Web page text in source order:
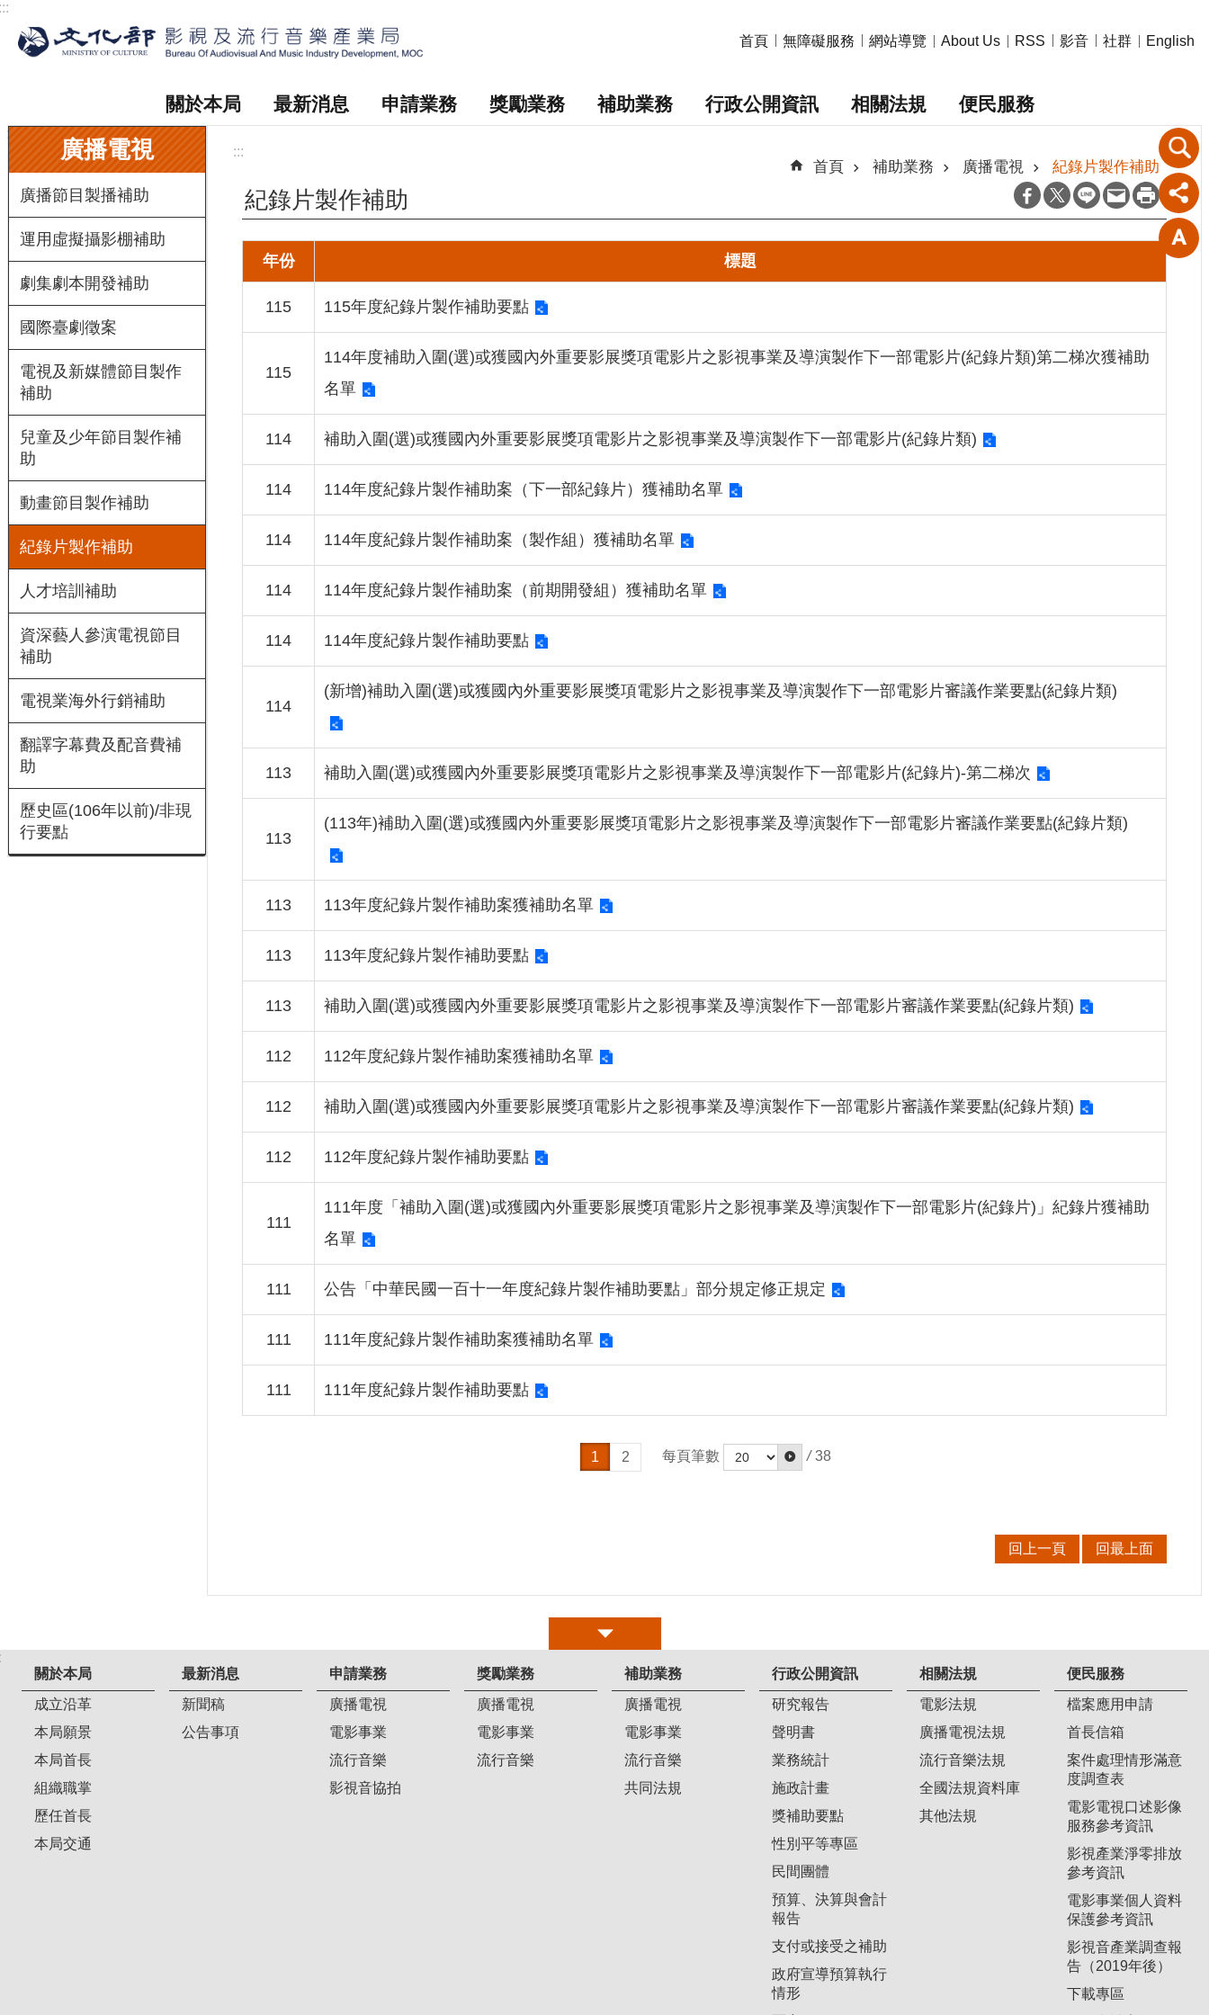
首頁 無障礙服務 網站導覽 About Us RSS 影音 社群 English
關於本局 最新消息 申請業務 獎勵業務 補助業務 行政公開資訊 相關法規 便民服務
:::
廣播電視
廣播節目製播補助
運用虛擬攝影棚補助
劇集劇本開發補助
國際臺劇徵案
電視及新媒體節目製作
補助
兒童及少年節目製作補
助
動畫節目製作補助
紀錄片製作補助
人才培訓補助
資深藝人參演電視節目
補助
電視業海外行銷補助
翻譯字幕費及配音費補
助
歷史區(106年以前)/非現
行要點
:::
首頁 補助業務 廣播電視 紀錄片製作補助
紀錄片製作補助
年份 標題
115 115年度紀錄片製作補助要點
115
114年度補助入圍(選)或獲國內外重要影展獎項電影片之影視事業及導演製作下一部電影片(紀錄片類)第二梯次獲補助
名單
114 補助入圍(選)或獲國內外重要影展獎項電影片之影視事業及導演製作下一部電影片(紀錄片類)
114 114年度紀錄片製作補助案（下一部紀錄片）獲補助名單
114 114年度紀錄片製作補助案（製作組）獲補助名單
114 114年度紀錄片製作補助案（前期開發組）獲補助名單
114 114年度紀錄片製作補助要點
114
(新增)補助入圍(選)或獲國內外重要影展獎項電影片之影視事業及導演製作下一部電影片審議作業要點(紀錄片類)
113 補助入圍(選)或獲國內外重要影展獎項電影片之影視事業及導演製作下一部電影片(紀錄片)-第二梯次
113
(113年)補助入圍(選)或獲國內外重要影展獎項電影片之影視事業及導演製作下一部電影片審議作業要點(紀錄片類)
113 113年度紀錄片製作補助案獲補助名單
113 113年度紀錄片製作補助要點
113 補助入圍(選)或獲國內外重要影展獎項電影片之影視事業及導演製作下一部電影片審議作業要點(紀錄片類)
112 112年度紀錄片製作補助案獲補助名單
112 補助入圍(選)或獲國內外重要影展獎項電影片之影視事業及導演製作下一部電影片審議作業要點(紀錄片類)
112 112年度紀錄片製作補助要點
111
111年度「補助入圍(選)或獲國內外重要影展獎項電影片之影視事業及導演製作下一部電影片(紀錄片)」紀錄片獲補助
名單
111 公告「中華民國一百十一年度紀錄片製作補助要點」部分規定修正規定
111 111年度紀錄片製作補助案獲補助名單
111 111年度紀錄片製作補助要點
1 2 每頁筆數 / 38
回上一頁 回最上面
關於本局
成立沿革
本局願景
本局首長
組織職掌
歷任首長
本局交通
最新消息
新聞稿
公告事項
申請業務
廣播電視
電影事業
流行音樂
影視音協拍
獎勵業務
廣播電視
電影事業
流行音樂
補助業務
廣播電視
電影事業
流行音樂
共同法規
行政公開資訊
研究報告
聲明書
業務統計
施政計畫
獎補助要點
性別平等專區
民間團體
預算、決算與會計
報告
支付或接受之補助
政府宣導預算執行
情形
相關法規
電影法規
廣播電視法規
流行音樂法規
全國法規資料庫
其他法規
便民服務
檔案應用申請
首長信箱
案件處理情形滿意
度調查表
電影電視口述影像
服務參考資訊
影視產業淨零排放
參考資訊
電影事業個人資料
保護參考資訊
影視音產業調查報
告（2019年後）
下載專區